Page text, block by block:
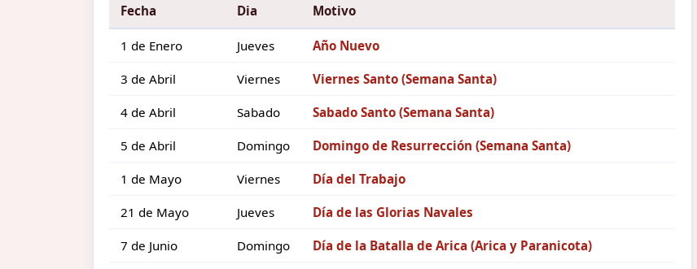
Fecha Dia Motivo
1 de Enero Jueves Año Nuevo
3 de Abril Viernes Viernes Santo (Semana Santa)
4 de Abril Sabado Sabado Santo (Semana Santa)
5 de Abril Domingo Domingo de Resurrección (Semana Santa)
1 de Mayo Viernes Día del Trabajo
21 de Mayo Jueves Día de las Glorias Navales
7 de Junio Domingo Día de la Batalla de Arica (Arica y Paranicota)